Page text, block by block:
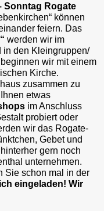
Sonntag Rogate
können
feiern. Das
werden wir im
in den Kleingruppen/
beginnen wir mit einem
Kirche.
zusammen zu
etwas
im Anschluss
probiert oder
wir das Rogate-
Gebet und
gern noch
unternehmen.
Sie schon mal in der
eingeladen! Wir